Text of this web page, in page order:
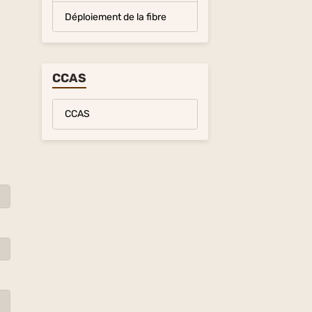
Déploiement de la fibre
CCAS
CCAS